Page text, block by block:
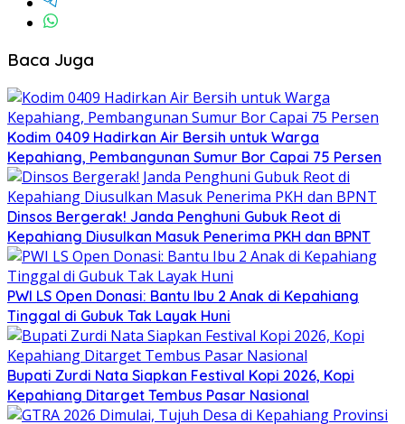
Baca Juga
Kodim 0409 Hadirkan Air Bersih untuk Warga
Kepahiang, Pembangunan Sumur Bor Capai 75 Persen
Dinsos Bergerak! Janda Penghuni Gubuk Reot di
Kepahiang Diusulkan Masuk Penerima PKH dan BPNT
PWI LS Open Donasi: Bantu Ibu 2 Anak di Kepahiang
Tinggal di Gubuk Tak Layak Huni
Bupati Zurdi Nata Siapkan Festival Kopi 2026, Kopi
Kepahiang Ditarget Tembus Pasar Nasional